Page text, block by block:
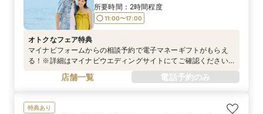
所要時間： 2時間程度
11:00〜17:00
オトクなフェア特典
マイナビフォームからの相談予約で電子マネーギフトがもらえ
る！※詳細はマイナビウエディングサイトにてご確認ください
https://wedding.mynavi.jp/contents/special_contents/couple
_cp/※お電話でのご予約は対象外となります
店舗一覧 電話予約のみ
特典あり